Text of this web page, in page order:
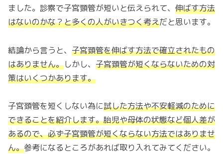
ました。診察で子宮頸管が短いと伝えられて、 伸ばす方法
はないのかな？と多くの人がいきつく考えだと思います。
結論から言うと、 子宮頚管を伸ばす方法で確立されたもの
はありません。しかし、 子宮頚管が短くならないための対
策はいくつかあります。
子宮頚管を短くしない為に試した方法や不安軽減のために
できることを紹介します。胎児や母体の状態など個人差が
あるので、必ず子宮頸管が短くならない方法ではありませ
ん。参考になるところがあれば取り入れてみてください。